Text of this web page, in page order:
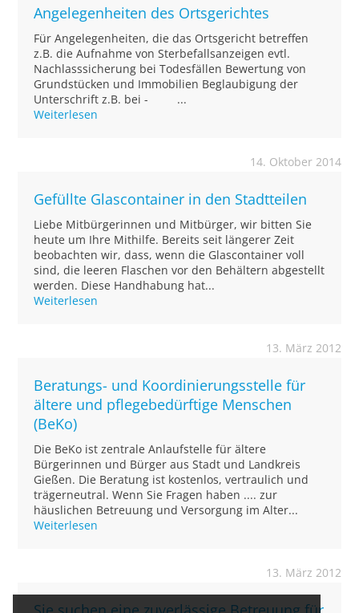
Angelegenheiten des Ortsgerichtes
Für Angelegenheiten, die das Ortsgericht betreffen
z.B. die Aufnahme von Sterbefallsanzeigen evtl.
Nachlasssicherung bei Todesfällen Bewertung von
Grundstücken und Immobilien Beglaubigung der
Unterschrift z.B. bei - ...
Weiterlesen
14. Oktober 2014
Gefüllte Glascontainer in den Stadtteilen
Liebe Mitbürgerinnen und Mitbürger, wir bitten Sie
heute um Ihre Mithilfe. Bereits seit längerer Zeit
beobachten wir, dass, wenn die Glascontainer voll
sind, die leeren Flaschen vor den Behältern abgestellt
werden. Diese Handhabung hat...
Weiterlesen
13. März 2012
Beratungs- und Koordinierungsstelle für
ältere und pflegebedürftige Menschen
(BeKo)
Die BeKo ist zentrale Anlaufstelle für ältere
Bürgerinnen und Bürger aus Stadt und Landkreis
Gießen. Die Beratung ist kostenlos, vertraulich und
trägerneutral. Wenn Sie Fragen haben .... zur
häuslichen Betreuung und Versorgung im Alter...
Weiterlesen
13. März 2012